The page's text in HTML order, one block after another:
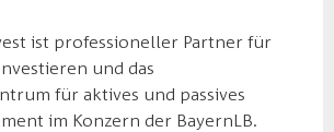
ist professioneller Partner für
und das
für aktives und passives
im Konzern der BayernLB.